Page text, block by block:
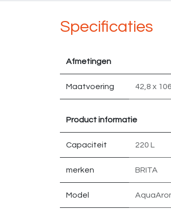
Specificaties
Afmetingen
Maatvoering 42,8 x
Product informatie
Capaciteit 220 L
merken BRITA
Model